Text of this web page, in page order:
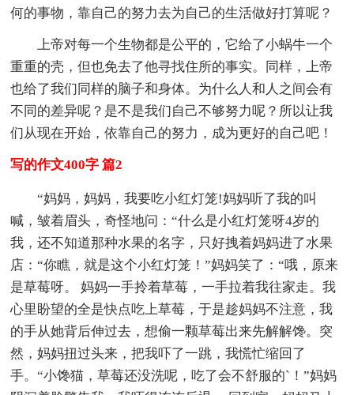
何的事物，靠自己的努力去为自己的生活做好打算呢？
上帝对每一个生物都是公平的，它给了小蜗牛一个
重重的壳，但也免去了他寻找住所的事实。同样，上帝
也给了我们同样的脑子和身体。为什么人和人之间会有
不同的差异呢？是不是我们自己不够努力呢？所以让我
们从现在开始，依靠自己的努力，成为更好的自己吧！
写的作文400字 篇2
“妈妈，妈妈，我要吃小红灯笼!妈妈听了我的叫
喊，皱着眉头，奇怪地问：“什么是小红灯笼呀4岁的
我，还不知道那种水果的名字，只好拽着妈妈进了水果
店：“你瞧，就是这个小红灯笼！”妈妈笑了：“哦，原来
是草莓呀。 妈妈一手拎着草莓，一手拉着我往家走。我
心里盼望的全是快点吃上草莓，于是趁妈妈不注意，我
的手从她背后伸过去，想偷一颗草莓出来先解解馋。突
然，妈妈扭过头来，把我吓了一跳，我慌忙缩回了
手。“小馋猫，草莓还没洗呢，吃了会不舒服的`！”妈妈